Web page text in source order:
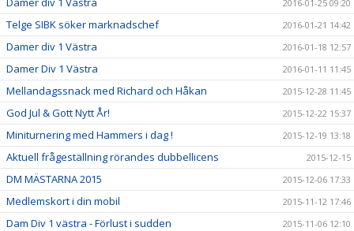
2016-01-25 09:20
Telge SIBK söker marknadschef 2016-01-21 14:42
Damer div 1 Västra 2016-01-18 12:57
Damer Div 1 Västra 2016-01-11 11:45
Mellandagssnack med Richard och Håkan 2015-12-28 11:45
God Jul & Gott Nytt År! 2015-12-22 15:37
Miniturnering med Hammers i dag ! 2015-12-19 13:18
Aktuell frågeställning rörandes dubbellicens 2015-12-15
DM MÄSTARNA 2015 2015-12-06 17:33
Medlemskort i din mobil 2015-11-12 17:46
Dam Div 1 västra - Förlust i sudden 2015-11-06 12:10